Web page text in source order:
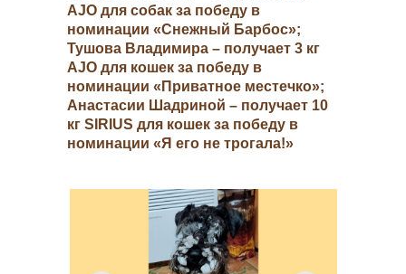
приобрести
а также:
AJO для собак за победу в
номинации «Снежный Барбос»;
Тушова Владимира – получает 3 кг
AJO для кошек за победу в
номинации «Приватное местечко»;
Анастасии Шадриной – получает 10
кг SIRIUS для кошек за победу в
номинации «Я его не трогала!»